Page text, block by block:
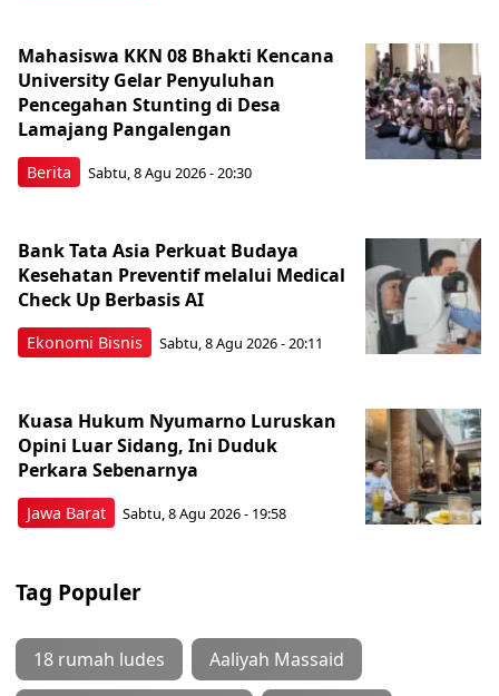
Berita
Mahasiswa KKN 08 Bhakti Kencana
University Gelar Penyuluhan
Pencegahan Stunting di Desa
Lamajang Pangalengan
Sabtu, 8 Agu 2026 - 20:30
Ekonomi Bisnis
Bank Tata Asia Perkuat Budaya
Kesehatan Preventif melalui Medical
Check Up Berbasis AI
Sabtu, 8 Agu 2026 - 20:11
Jawa Barat
Kuasa Hukum Nyumarno Luruskan
Opini Luar Sidang, Ini Duduk
Perkara Sebenarnya ​
Sabtu, 8 Agu 2026 - 19:58
Tag Populer
18 rumah ludes Aaliyah Massaid